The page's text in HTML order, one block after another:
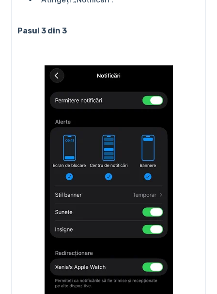
Pasul 3 din 3